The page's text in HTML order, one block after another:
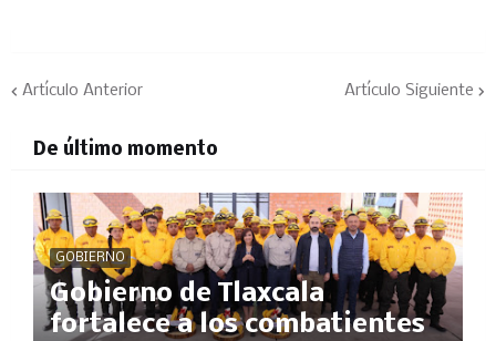
Artículo Anterior Artículo Siguiente
De último momento
GOBIERNO
Gobierno de Tlaxcala
fortalece a los combatientes